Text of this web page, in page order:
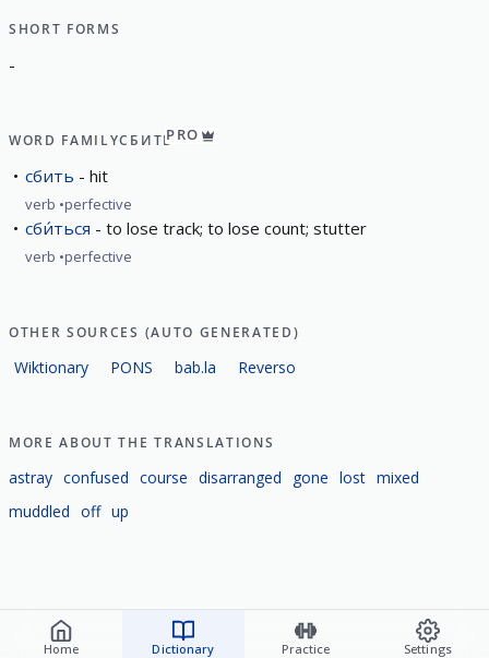
Home Dictionary Practice Settings
SHORT FORMS
-
WORD FAMILYСБИТЬPRO
сбить hit
verb perfective
сби́ться to lose track; to lose count; stutter
verb perfective
OTHER SOURCES (AUTO GENERATED)
Wiktionary PONS bab.la Reverso
MORE ABOUT THE TRANSLATIONS
astray confused course disarranged gone lost mixed
muddled off up